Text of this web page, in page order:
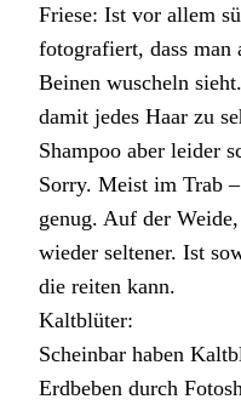
Friese: Ist vor allem
fotografiert, dass man
Beinen wuscheln
damit jedes Haar zu
Shampoo aber leider
Sorry. Meist im Trab
genug. Auf der
wieder seltener. Ist
die reiten kann.
Kaltblüter:
Scheinbar haben
Erdbeben durch